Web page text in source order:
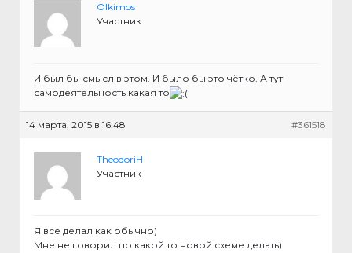
Olkimos
Участник
И был бы смысл в этом. И было бы это чётко. А тут
самодеятельность какая то
14 марта, 2015 в 16:48 #361518
TheodoriH
Участник
Я все делал как обычно)
Мне не говорил по какой то новой схеме делать)